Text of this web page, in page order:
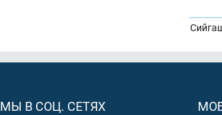
МЫ В СОЦ. СЕТЯХ